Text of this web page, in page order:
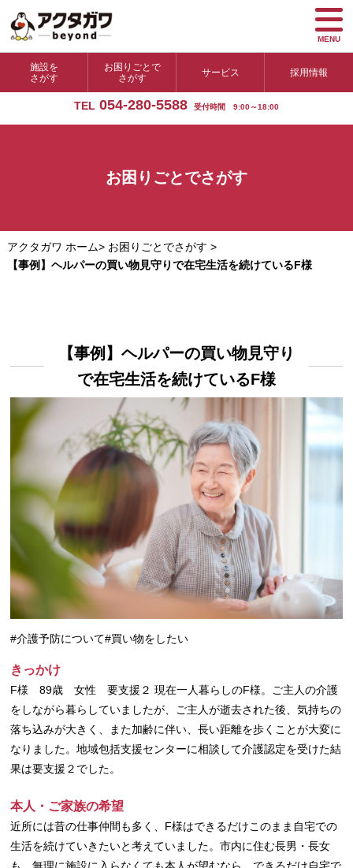
施設を
さがす
お困りごとで
さがす
サービス 採用情報
TEL 054-280-5588 受付時間 9:00～18:00
MENU
お困りごとでさがす
アクタガワ ホーム> お困りごとでさがす >
【事例】ヘルパーの買い物見守りで在宅生活を続けているF様
【事例】ヘルパーの買い物見守り
で在宅生活を続けているF様
#介護予防について#買い物をしたい
きっかけ
F様 89歳 女性 要支援２ 現在一人暮らしのF様。ご主人の介護
をしながら暮らしていましたが、ご主人が逝去された後、気持ちの
落ち込みが大きく、また加齢に伴い、長い距離を歩くことが大変に
なりました。地域包括支援センターに相談して介護認定を受けた結
果は要支援２でした。
本人・ご家族の希望
近所には昔の仕事仲間も多く、F様はできるだけこのまま自宅での
生活を続けていきたいと考えていました。市内に住む長男・長女
も、無理に施設に入らなくても本人が望むなら、できるだけ自宅で